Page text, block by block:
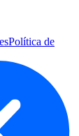
Política de